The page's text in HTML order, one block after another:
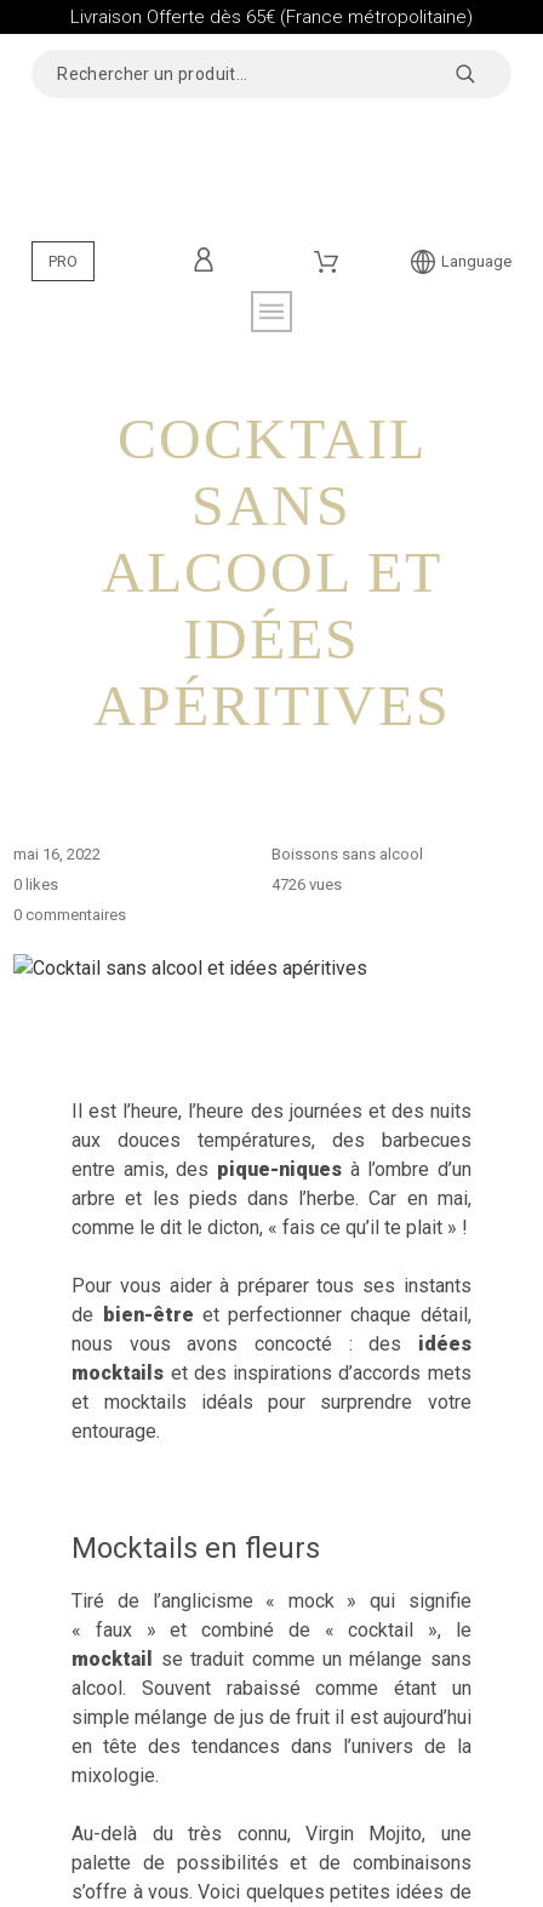
Livraison Offerte dès 65€ (France métropolitaine)
PRO Language
COCKTAIL
SANS
ALCOOL ET
IDÉES
APÉRITIVES
mai 16, 2022
Boissons sans alcool
0 likes
4726 vues
0 commentaires
Il est l’heure, l’heure des journées et des nuits
aux douces températures, des barbecues
entre amis, des pique-niques à l’ombre d’un
arbre et les pieds dans l’herbe. Car en mai,
comme le dit le dicton, « fais ce qu’il te plait » !
Pour vous aider à préparer tous ses instants
de
bien-être et perfectionner chaque détail,
nous vous avons concocté : des idées
mocktails et des inspirations d’accords mets
et mocktails idéals pour surprendre votre
entourage.
Mocktails en fleurs
Tiré de l’anglicisme « mock » qui signifie
« faux » et combiné de « cocktail », le
mocktail
se traduit comme un mélange sans
alcool. Souvent rabaissé comme étant un
simple mélange de jus de fruit il est aujourd’hui
en tête des tendances dans l’univers de la
mixologie.
Au-delà du très connu, Virgin Mojito, une
palette de possibilités et de combinaisons
s’offre à vous. Voici quelques petites idées de